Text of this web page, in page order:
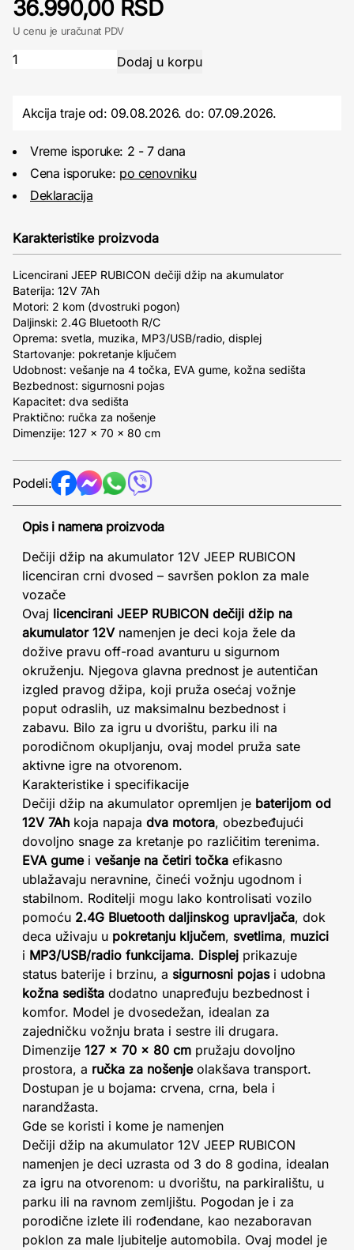
36.990,00 RSD
U cenu je uračunat PDV
Akcija traje od: 09.08.2026.do: 07.09.2026.
Vreme isporuke: 2 - 7 dana
Cena isporuke: po cenovniku
Deklaracija
Karakteristike proizvoda
Licencirani JEEP RUBICON dečiji džip na akumulator
Baterija: 12V 7Ah
Motori: 2 kom (dvostruki pogon)
Daljinski: 2.4G Bluetooth R/C
Oprema: svetla, muzika, MP3/USB/radio, displej
Startovanje: pokretanje ključem
Udobnost: vešanje na 4 točka, EVA gume, kožna sedišta
Bezbednost: sigurnosni pojas
Kapacitet: dva sedišta
Praktično: ručka za nošenje
Dimenzije: 127 x 70 x 80 cm
Podeli:
Opis i namena proizvoda
Dečiji džip na akumulator 12V JEEP RUBICON
licenciran crni dvosed – savršen poklon za male
vozače
Ovaj licencirani JEEP RUBICON dečiji džip na
akumulator 12Vnamenjen je deci koja žele da
dožive pravu off-road avanturu u sigurnom
okruženju. Njegova glavna prednost je autentičan
izgled pravog džipa, koji pruža osećaj vožnje
poput odraslih, uz maksimalnu bezbednost i
zabavu. Bilo za igru u dvorištu, parku ili na
porodičnom okupljanju, ovaj model pruža sate
aktivne igre na otvorenom.
Karakteristike i specifikacije
Dečiji džip na akumulator opremljen je baterijom od
12V 7Ah koja napaja dva motora, obezbeđujući
dovoljno snage za kretanje po različitim terenima.
EVA gumei vešanje na četiri točka efikasno
ublažavaju neravnine, čineći vožnju ugodnom i
stabilnom. Roditelji mogu lako kontrolisati vozilo
pomoću 2.4G Bluetooth daljinskog upravljača, dok
deca uživaju u pokretanju ključem, svetlima, muzici
i MP3/USB/radio funkcijama. Displej prikazuje
status baterije i brzinu, a sigurnosni pojasi udobna
kožna sedišta dodatno unapređuju bezbednost i
komfor. Model je dvosedežan, idealan za
zajedničku vožnju brata i sestre ili drugara.
Dimenzije 127 × 70 × 80 cm pružaju dovoljno
prostora, a ručka za nošenjeolakšava transport.
Dostupan je u bojama: crvena, crna, bela i
narandžasta.
Gde se koristi i kome je namenjen
Dečiji džip na akumulator 12V JEEP RUBICON
namenjen je deci uzrasta od 3 do 8 godina, idealan
za igru na otvorenom: u dvorištu, na parkiralištu, u
parku ili na ravnom zemljištu. Pogodan je i za
porodične izlete ili rođendane, kao nezaboravan
poklon za male ljubitelje automobila. Ovaj model je